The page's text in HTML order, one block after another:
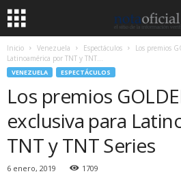
Inicio Venezuela Espectáculos
Los premios
Latinoamérica por TNT y TNT...
VENEZUELA ESPECTÁCULOS
Los premios
exclusiva para
TNT y TNT Series
6 enero, 2019 1709